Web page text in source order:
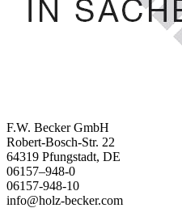
F.W. Becker GmbH
Robert-Bosch-Str. 22
64319 Pfungstadt, DE
06157–948-0
06157-948-10
info@holz-becker.com